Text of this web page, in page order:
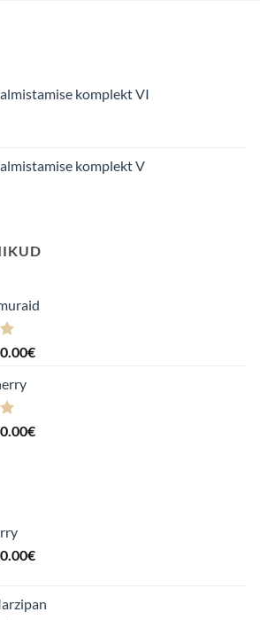
komplekt VI
komplekt V
€Hinnavahemik:
€Hinnavahemik:
€Hinnavahemik:
60.00€